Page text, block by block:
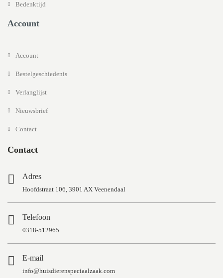
Bedenktijd
Account
Account
Bestelgeschiedenis
Verlanglijst
Nieuwsbrief
Contact
Contact
Adres
Hoofdstraat 106, 3901 AX Veenendaal
Telefoon
0318-512965
E-mail
info@huisdierenspeciaalzaak.com